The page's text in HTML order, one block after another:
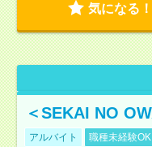
気になる！
＜SEKAI NO
アルバイト 職種未経験OK